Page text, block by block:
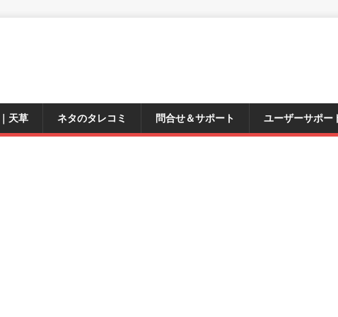
天草 ネタのタレコミ 問合せ＆サポート ユーザーサポー